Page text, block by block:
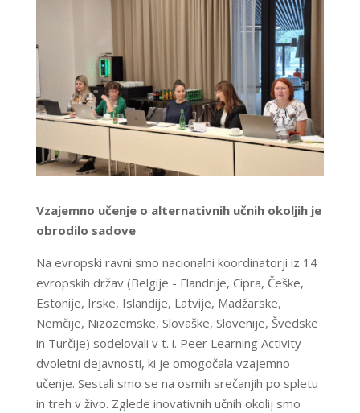
Vzajemno učenje o alternativnih učnih okoljih je
obrodilo sadove
Na evropski ravni smo nacionalni koordinatorji iz 14
evropskih držav (Belgije - Flandrije, Cipra, Češke,
Estonije, Irske, Islandije, Latvije, Madžarske,
Nemčije, Nizozemske, Slovaške, Slovenije, Švedske
in Turčije) sodelovali v t. i. Peer Learning Activity –
dvoletni dejavnosti, ki je omogočala vzajemno
učenje. Sestali smo se na osmih srečanjih po spletu
in treh v živo. Zglede inovativnih učnih okolij smo